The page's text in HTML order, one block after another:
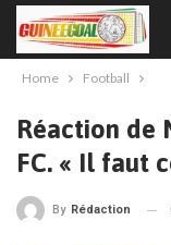
Home Football
Réaction de
FC. « Il faut
By Rédaction